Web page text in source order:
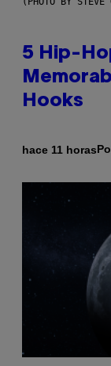
5 Hip-
Hooks
hace 11 horas